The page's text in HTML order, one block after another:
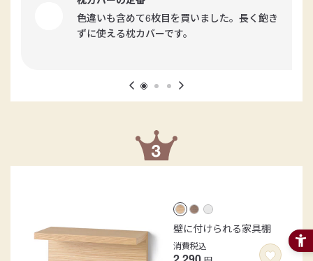
色違いも含めて6枚目を買いました。長く飽き
ずに使える枕カバーです。
壁に付けられる家具棚
消費税込